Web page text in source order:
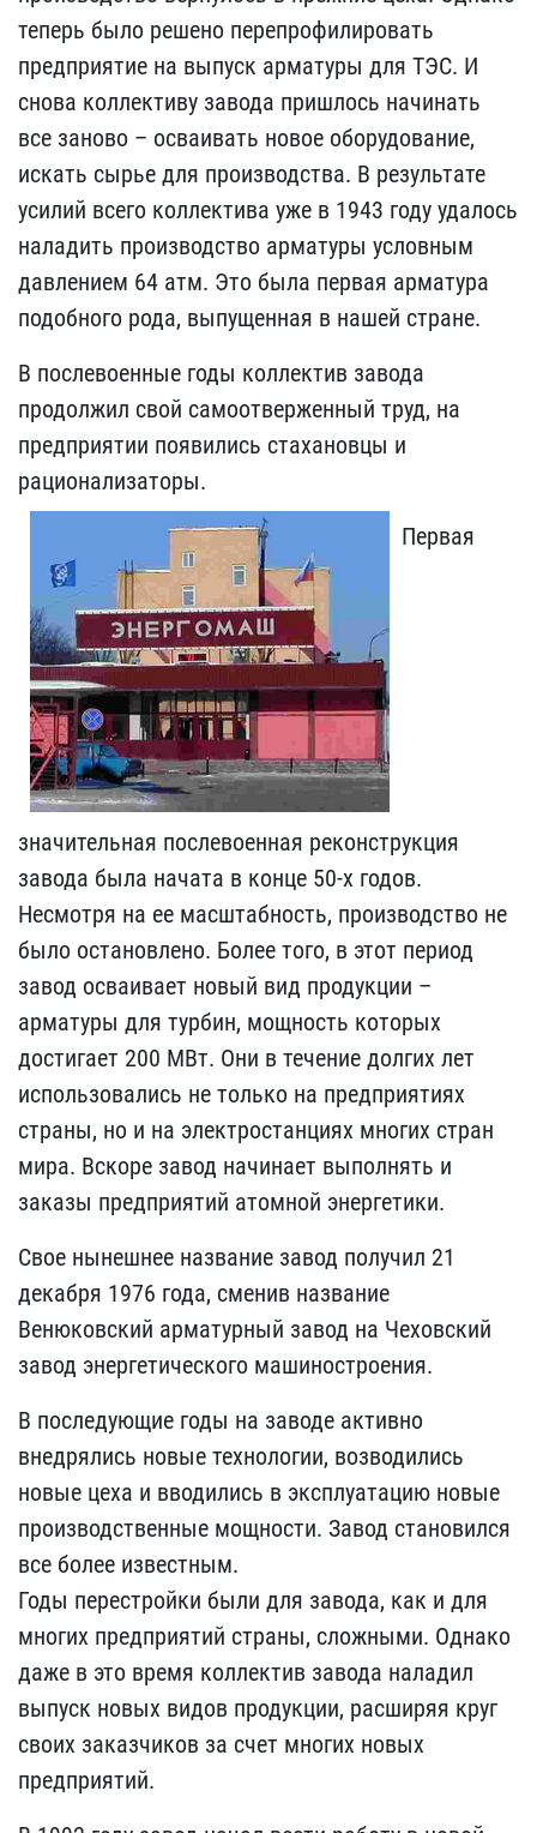
теперь было решено перепрофилировать
предприятие на выпуск арматуры для ТЭС. И
снова коллективу завода пришлось начинать
все заново – осваивать новое оборудование,
искать сырье для производства. В результате
усилий всего коллектива уже в 1943 году удалось
наладить производство арматуры условным
давлением 64 атм. Это была первая арматура
подобного рода, выпущенная в нашей стране.
В послевоенные годы коллектив завода
продолжил свой самоотверженный труд, на
предприятии появились стахановцы и
рационализаторы.
Первая
значительная послевоенная реконструкция
завода была начата в конце 50-х годов.
Несмотря на ее масштабность, производство не
было остановлено. Более того, в этот период
завод осваивает новый вид продукции –
арматуры для турбин, мощность которых
достигает 200 МВт. Они в течение долгих лет
использовались не только на предприятиях
страны, но и на электростанциях многих стран
мира. Вскоре завод начинает выполнять и
заказы предприятий атомной энергетики.
Свое нынешнее название завод получил 21
декабря 1976 года, сменив название
Венюковский арматурный завод на Чеховский
завод энергетического машиностроения.
В последующие годы на заводе активно
внедрялись новые технологии, возводились
новые цеха и вводились в эксплуатацию новые
производственные мощности. Завод становился
все более известным.
Годы перестройки были для завода, как и для
многих предприятий страны, сложными. Однако
даже в это время коллектив завода наладил
выпуск новых видов продукции, расширяя круг
своих заказчиков за счет многих новых
предприятий.